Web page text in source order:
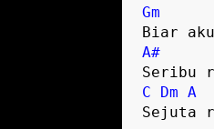
Gm
A#
C
Dm A
Sejuta